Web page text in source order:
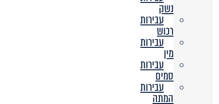
נשק
עבירות
רכוש
עבירות
מין
עבירות
סמים
עבירות
המתה